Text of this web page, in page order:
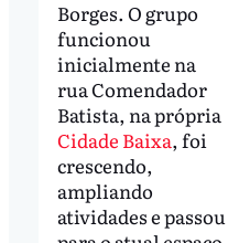
Borges. O grupo
funcionou
inicialmente na
rua Comendador
Batista, na própria
Cidade Baixa, foi
crescendo,
ampliando
atividades e passou